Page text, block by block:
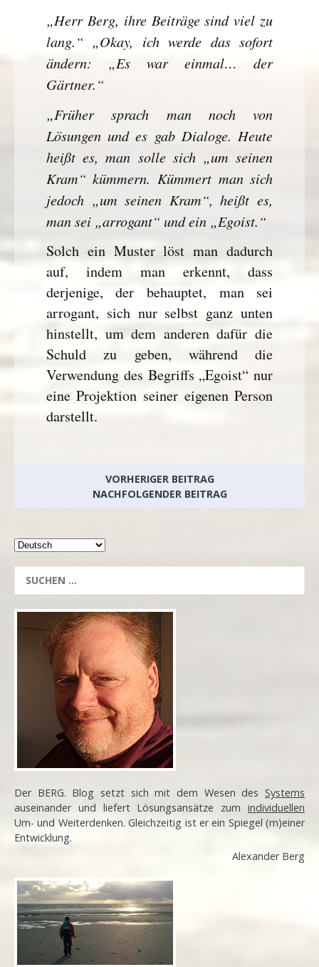
„Herr Berg, ihre Beiträge sind viel zu
lang.“ „Okay, ich werde das sofort
ändern: „Es war einmal… der
Gärtner.“
„Früher sprach man noch von
Lösungen und es gab Dialoge. Heute
heißt es, man solle sich „um seinen
Kram“ kümmern. Kümmert man sich
jedoch „um seinen Kram“, heißt es,
man sei „arrogant“ und ein „Egoist.“
Solch ein Muster löst man dadurch
auf, indem man erkennt, dass
derjenige, der behauptet, man sei
arrogant, sich nur selbst ganz unten
hinstellt, um dem anderen dafür die
Schuld zu geben, während die
Verwendung des Begriffs „Egoist“ nur
eine Projektion seiner eigenen Person
darstellt.
VORHERIGER BEITRAG
NACHFOLGENDER BEITRAG
Der BERG. Blog setzt sich mit dem Wesen des Systems
auseinander und liefert Lösungsansätze zum individuellen
Um- und Weiterdenken. Gleichzeitig ist er ein Spiegel (m)einer
Entwicklung.
Alexander Berg